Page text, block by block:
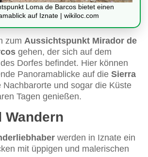
Loma de Barcos bietet einen
auf Iznate | wikiloc.com
zum Aussichtspunkt Mirador de
gehen, der sich auf dem
Dorfes befindet. Hier können
Panoramablicke auf die Sierra
Nachbarorte und sogar die Küste
Tagen genießen.
Wandern
werden in Iznate ein
mit üppigen und malerischen